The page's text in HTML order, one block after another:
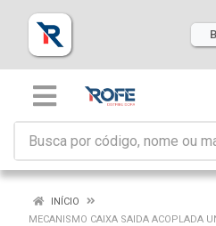
INÍCIO
MECANISMO CAIXA SAIDA ACOPLADA